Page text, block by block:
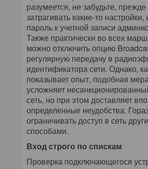
разумеется, не забудьте,
затрагивать какие-то настройки,
пароль к учетной записи
Также практически во всех
можно отключить опцию
регулярную передачу в
идентификатора сети. Однако,
показывает опыт, подобная
усложняет
сеть, но при этом доставляет
определенные неудобства.
ограничивать доступ в сеть
способами.
Вход строго по спискам
Проверка подключающегося